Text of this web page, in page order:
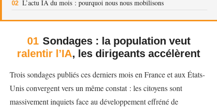
02 L’actu IA du mois : pourquoi nous nous mobilisons
01 Sondages : la population veut
ralentir l’IA, les dirigeants accélèrent
Trois sondages publiés ces derniers mois en France et aux États-
Unis convergent vers un même constat : les citoyens sont
massivement inquiets face au développement effréné de